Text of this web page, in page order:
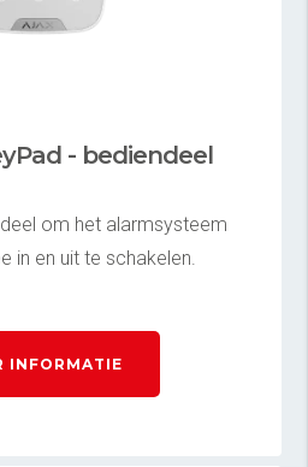
- bediendeel
om het alarmsysteem
in en uit te schakelen.
INFORMATIE